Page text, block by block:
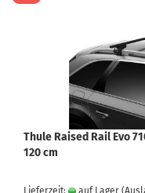
Thule Raised Rail Evo
120 cm
Lieferzeit: auf Lager